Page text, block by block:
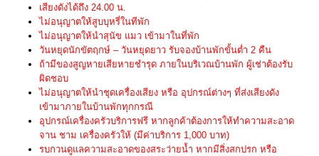
เสียงดังได้ถึง 24.00 น.
ไม่อนุญาตให้สูบบุหรี่ในทีพัก
ไม่อนุญาตให้นำสุนัข แมว เข้ามาในที่พัก
วันหยุดนักขัตฤกษ์ – วันหยุดยาว รับจองบ้านพักขั้นต่ำ 2 คืน
ถ้ามีของสูญหายเสียหายชำรุด ภายในบริเวณบ้านพัก ผู้เช่าต้องรับ
ผิดชอบ
ไม่อนุญาตให้นำชุดเครื่องเสียง หรือ อุปกรณ์ต่างๆ ที่ส่งเสียงดัง
เข้ามาภายในบ้านพักทุกกรณี
อุปกรณ์เครื่องครัวบริการฟรี หากลูกค้าต้องการให้ทำความสะอาด
จาน ชาม เครื่องครัวให้ (มีค่าบริการ 1,000 บาท)
รบกวนดูแลความสะอาดของสระว่ายน้ำ หากมีสิ่งสกปรก หรือ